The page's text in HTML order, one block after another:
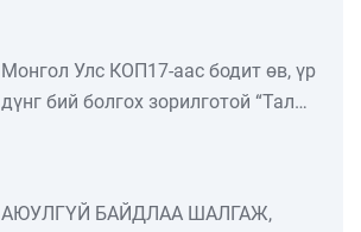
​​​​​​​Монгол Улс КОП17-аас бодит өв, үр
дүнг бий болгох зорилготой “Тал
АЮУЛГҮЙ БАЙДЛАА ШАЛГАЖ,